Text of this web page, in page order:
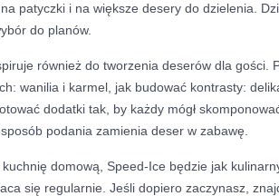
patyczki i na większe desery do dzielenia.
do planów.
również do tworzenia deserów dla gości.
wanilia i karmel, jak budować kontrasty:
dodatki tak, by każdy mógł
podania zamienia deser w zabawę.
domową, Speed-Ice będzie jak
się regularnie. Jeśli dopiero zaczynasz,